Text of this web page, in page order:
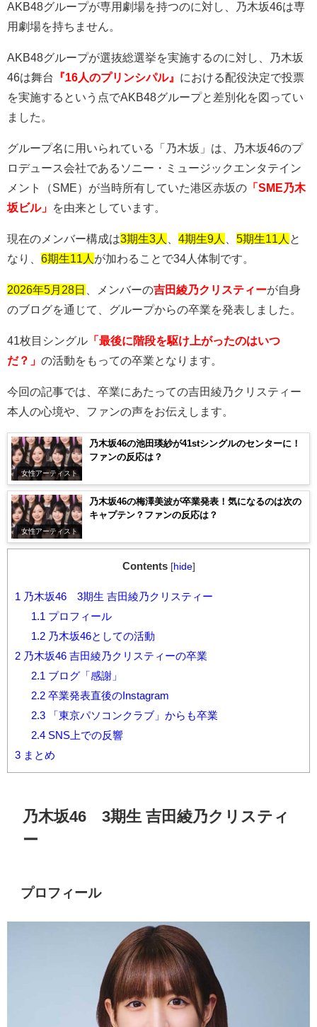
AKB48グループが専用劇場を持つのに対し、乃木坂46は専
用劇場を持ちません。
AKB48グループが選抜総選挙を実施するのに対し、乃木坂
46は舞台 『16人のプリンシパル』 における配役決定で投票
を実施するという点でAKB48グループと差別化を図ってい
ました。
グループ名に用いられている「乃木坂」は、乃木坂46のプ
ロデュース会社であるソニー・ミュージックエンタテイン
メント（SME）が当時所有していた港区赤坂の 「SME乃木
坂ビル」
を由来としています。
現在のメンバー構成は3期生3人 4期生9人 5期生11人 と
なり、 6期生11人 が加わることで34人体制です。
2026年5月28日 、メンバーの吉田綾乃クリスティーが自身
のブログを通じて、グループからの卒業を発表しました。
41 枚目シングル 「最後に階段を駆け上がったのはいつ
だ？」 の活動をもっての卒業となります。
今回の記事では、卒業にあたっての吉田綾乃クリスティー
本人の心境や、ファンの声をお伝えします。
女性アーティスト
乃木坂46の池田瑛紗が41stシングルのセンターに！
ファンの反応は？
女性アーティスト
乃木坂46の梅澤美波が卒業発表！気になるのは次の
キャプテン？ファンの反応は？
Contents [hide]
1
乃木坂46 3期生 吉田綾乃クリスティー
1.1 プロフィール
1.2乃木坂46としての活動
2 乃木坂46 吉田綾乃クリスティーの卒業
2.1 ブログ「感謝」
2.2卒業発表直後のInstagram
2.3「東京パソコンクラブ」からも卒業
2.4SNS上での反響
3 まとめ
乃木坂46 3期生 吉田綾乃クリスティ
ー
プロフィール